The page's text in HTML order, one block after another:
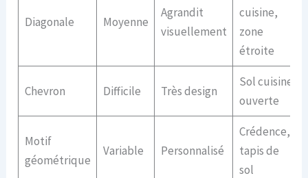
Diagonale Moyenne
Agrandit
visuellement
cuisine,
zone
étroite
Chevron Difficile Très design
Sol cuisine
ouverte
Motif
géométrique
Variable Personnalisé
Crédence,
tapis de
sol